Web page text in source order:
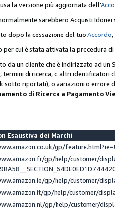
la versione più aggiornata dell'
sarebbero Acquisti
dopo la cessazione del tuo Accordo,
cui è stata attivata la procedura
da un cliente che è indirizzato ad
di ricerca, o altri identificatori
sotto riportati), o variazioni o errore
di Ricerca a Pagamento
Esaustiva dei Marchi
gp/
gp/help/customer/
gp/help/customer/
gp/help/customer/
gp/help/customer/